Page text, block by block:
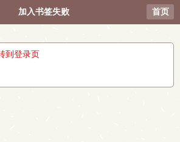
加入书签失败 首页
到登录页